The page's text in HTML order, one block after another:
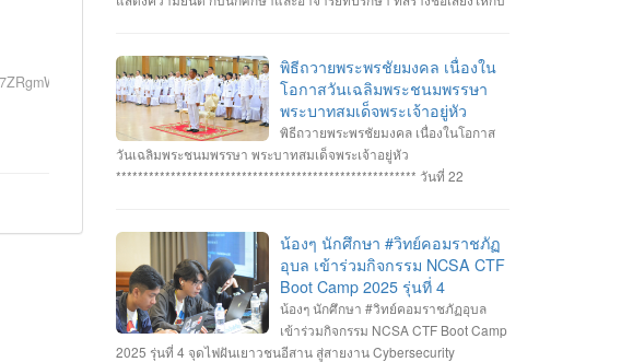
คว้า 3 รางวัล #การแข่งขันทักษะความปลอดภัยทางไซเบอร์ IT RERU
CYBER HACKATHON#1 2025 ภายใต้โครงการ “เปิดโลกวิชาการ 25
ปี มหาวิทยาลัยราชภัฏร้อยเอ็ด” วันที่ 7-8 กรกฎาคม 2568 รุ่น Senior
#รางวัลชนะเลิศ ทีม Don’t know Everything นายชัยวัฒน์ ชัยฤทธิ์ นาย
อาทิตย์ สายกนก นายสุริยา ขันทา ทำคะแนนได้สูงสุด 2260 คะแนน
#รางวัลรองชนะเลิศอันดับที่_1 ทีม MVP นายอัมรินทร์ จำปาหอม นาย
นายวชรพล ทองบุราณ Mr.Dayuth Thy ทำคะแนนได้ 1110 คะแนน
และขอแสดงความชื่นชม ทีม SetZero ทีมน้องใหม่!! นายธนภูมิ รัตน
ภักดี MR. SENG SOPHIN นายศตวรรษ วิลามาตย์ ทำคะแนนได้ 500
คะแนน จบที่อันดับ 9 จาก 13 ทีมที่เข้าร่วมแข่งขันในครั้งนี้ RERU
CYBER HACKATHON#1 2025 จัดโดย คณะเทคโนโลยีสารสนเทศ
มหาวิทยาลัยราชภัฏร้อยเอ็ด ร่วมกับสำนักงานคณะกรรมการการรักษา
พิธีถวายพระพรชัยมงคล เนื่องใน
โอกาสวันเฉลิมพระชนมพรรษา
พระบาทสมเด็จพระเจ้าอยู่หัว
พิธีถวายพระพรชัยมงคล เนื่องในโอกาส
วันเฉลิมพระชนมพรรษา พระบาทสมเด็จพระเจ้าอยู่หัว
******************************************************* วันที่ 22
พระพรชัยมงคล พระบาทสมเด็จพระเจ้าอยู่หัว เนื่องในโอกาสมหามงคล
เฉลิมพระชนมพรรษา 28 กรกฎาคม 2568 ณ หอประชุมไพรพะยอม
มหาวิทยาลัยราชภัฏอุบลราชธานี โดยมีท่าน รองศาสตราจารย์ธรรม
รักษ์ ละอองนวล อธิการบดี เป็นประธานในพิธีถวายพระพรชัยมงคลและ
วางพานพุ่มทอง-พานพุ่มเงิน #คณะวิทยาการคอมพิวเตอร์
#มหาวิทยาลัยแห่งความสุข #มหาวิทยาลัยราชภัฏอุบลราชธานี
น้องๆ นักศึกษา #วิทย์คอมราชภัฏ
อุบล เข้าร่วมกิจกรรม NCSA CTF
Boot Camp 2025 รุ่นที่ 4
น้องๆ นักศึกษา #วิทย์คอมราชภัฏอุบล
เข้าร่วมกิจกรรม NCSA CTF Boot Camp
2025 รุ่นที่ 4 จุดไฟฝันเยาวชนอีสาน สู่สายงาน Cybersecurity